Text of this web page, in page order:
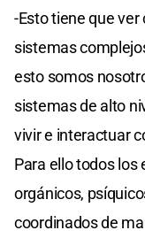
-Esto tiene que
sistemas
esto somos
sistemas de alto
vivir e interactuar
Para ello todos los
orgánicos,
coordinados de